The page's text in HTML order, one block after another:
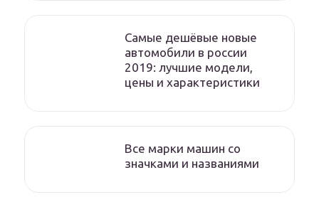
Самые дешёвые новые
автомобили в россии
2019: лучшие модели,
цены и характеристики
Все марки машин со
значками и названиями